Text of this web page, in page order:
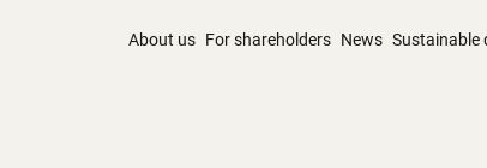
About us For shareholders News Sustainable